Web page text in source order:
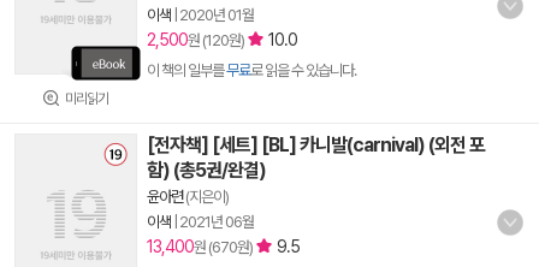
미리읽기
이색 2020년 01월
2,500원 (120원) 10.0
이 책의 일부를무료로 읽을 수 있습니다.
[전자책] [세트] [BL] 카니발(carnival) (외전 포
함) (총5권/완결)
윤아련(지은이)
이색 2021년 06월
13,400원 (670원) 9.5